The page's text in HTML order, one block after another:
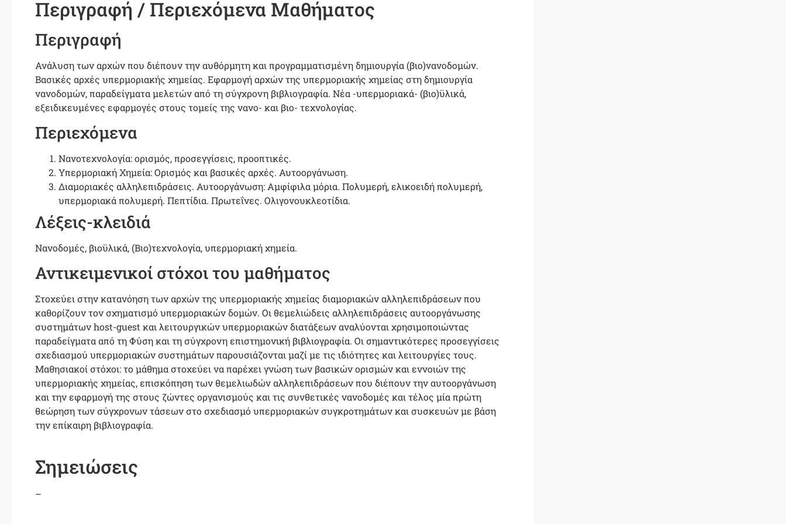
Περιγραφή / Περιεχόμενα Μαθήματος
Περιγραφή
Ανάλυση των αρχών που διέπουν την αυθόρμητη και προγραμματισμένη δημιουργία (βιο)νανοδομών.
Βασικές αρχές υπερμοριακής χημείας. Εφαρμογή αρχών της υπερμοριακής χημείας στη δημιουργία
νανοδομών, παραδείγματα μελετών από τη σύγχρονη βιβλιογραφία. Νέα -υπερμοριακά- (βιο)ϋλικά,
εξειδικευμένες εφαρμογές στους τομείς της νανο- και βιο- τεχνολογίας.
Περιεχόμενα
Νανοτεχνολογία: ορισμός, προσεγγίσεις, προοπτικές.
Υπερμοριακή Χημεία: Ορισμός και βασικές αρχές. Αυτοοργάνωση.
Διαμοριακές αλληλεπιδράσεις. Αυτοοργάνωση: Αμφίφιλα μόρια. Πολυμερή, ελικοειδή πολυμερή,
υπερμοριακά πολυμερή. Πεπτίδια. Πρωτεΐνες. Ολιγονουκλεοτίδια.
Λέξεις-κλειδιά
Νανοδομές, βιοϋλικά, (Βιο)τεχνολογία, υπερμοριακή χημεία.
Αντικειμενικοί στόχοι του μαθήματος
Στοχεύει στην κατανόηση των αρχών της υπερμοριακής χημείας διαμοριακών αλληλεπιδράσεων που
καθορίζουν τον σχηματισμό υπερμοριακών δομών. Οι θεμελιώδεις αλληλεπιδράσεις αυτοοργάνωσης
συστημάτων host-guest και λειτουργικών υπερμοριακών διατάξεων αναλύονται χρησιμοποιώντας
παραδείγματα από τη Φύση και τη σύγχρονη επιστημονική βιβλιογραφία. Οι σημαντικότερες προσεγγίσεις
σχεδιασμού υπερμοριακών συστημάτων παρουσιάζονται μαζί με τις ιδιότητες και λειτουργίες τους.
Μαθησιακοί στόχοι: το μάθημα στοχεύει να παρέχει γνώση των βασικών ορισμών και εννοιών της
υπερμοριακής χημείας, επισκόπηση των θεμελιωδών αλληλεπιδράσεων που διέπουν την αυτοοργάνωση
και την εφαρμογή της στους ζώντες οργανισμούς και τις συνθετικές νανοδομές και τέλος μία πρώτη
θεώρηση των σύγχρονων τάσεων στο σχεδιασμό υπερμοριακών συγκροτημάτων και συσκευών με βάση
την επίκαιρη βιβλιογραφία.
Σημειώσεις
–